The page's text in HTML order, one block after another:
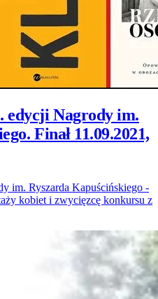
edycji Nagrody im.
Finał 11.09.2021,
im. Ryszarda Kapuścińskiego -
kobiet i zwycięzcę konkursu z